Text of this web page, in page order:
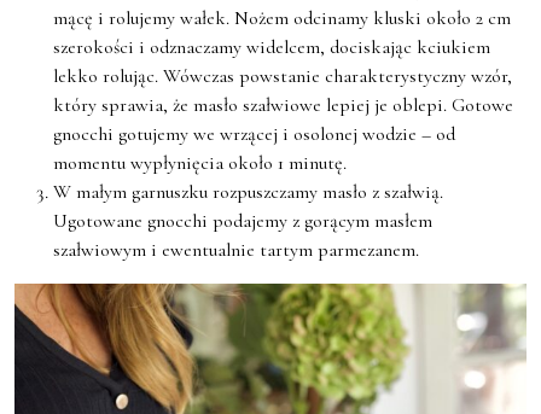
mącę i rolujemy wałek. Nożem odcinamy kluski około 2 cm
szerokości i odznaczamy widelcem, dociskając kciukiem
lekko rolując. Wówczas powstanie charakterystyczny wzór,
który sprawia, że masło szałwiowe lepiej je oblepi. Gotowe
gnocchi gotujemy we wrzącej i osolonej wodzie – od
momentu wypłynięcia około 1 minutę.
W małym garnuszku rozpuszczamy masło z szałwią.
Ugotowane gnocchi podajemy z gorącym masłem
szałwiowym i ewentualnie tartym parmezanem.